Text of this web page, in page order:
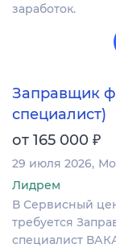
заработок.
Заправщик
специалист)
от 165 000 ₽
29 июля 2026
Лидрем
В Сервисный
требуется
специалист